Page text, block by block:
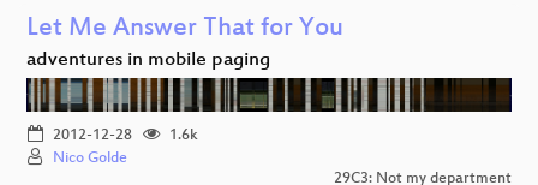
Let Me Answer That for You
adventures in mobile paging
2012-12-28
1.6k
Nico Golde
29C3: Not my department